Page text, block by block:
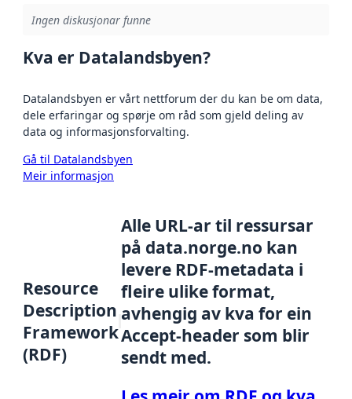
Ingen diskusjonar funne
Kva er Datalandsbyen?
Datalandsbyen er vårt nettforum der du kan be om data,
dele erfaringar og spørje om råd som gjeld deling av
data og informasjonsforvalting.
Gå til Datalandsbyen
Meir informasjon
Resource
Description
Framework
(RDF)
Alle URL-ar til ressursar
på data.norge.no kan
levere RDF-metadata i
fleire ulike format,
avhengig av kva for ein
Accept-header som blir
sendt med.